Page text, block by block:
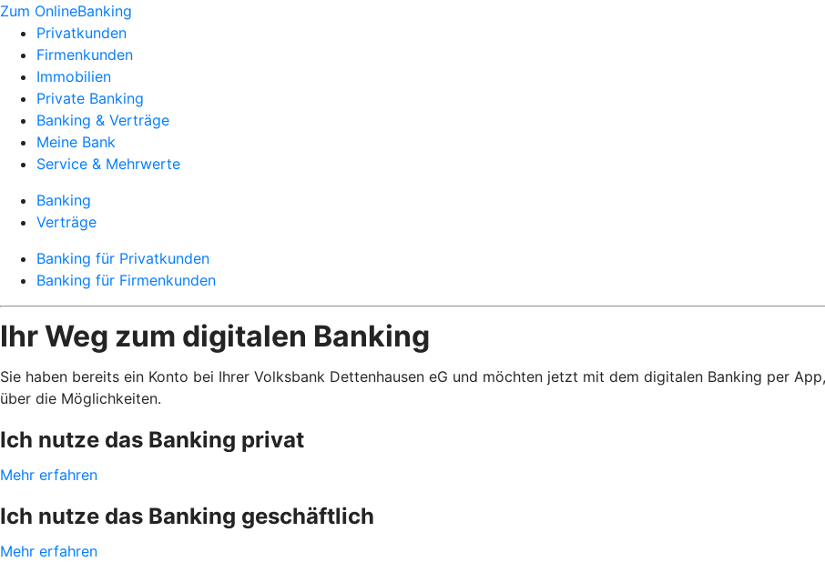
Zum OnlineBanking
Privatkunden
Firmenkunden
Immobilien
Private Banking
Banking & Verträge
Meine Bank
Service & Mehrwerte
Banking
Verträge
Banking für Privatkunden
Banking für Firmenkunden
Ihr Weg zum digitalen Banking
Sie haben bereits ein Konto bei Ihrer Volksbank Dettenhausen eG und möchten jetzt mit dem digitalen Banking per
über die Möglichkeiten.
Ich nutze das Banking privat
Mehr erfahren
Ich nutze das Banking geschäftlich
Mehr erfahren